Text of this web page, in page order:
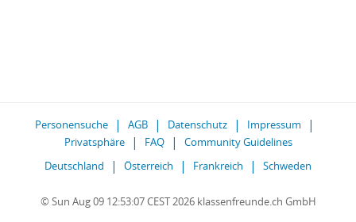
Personensuche AGB Datenschutz
Impressum
Privatsphäre
FAQ
Community Guidelines
Deutschland
Österreich Frankreich Schweden
© Sun Aug 09 12:53:07 CEST 2026 klassenfreunde.ch GmbH